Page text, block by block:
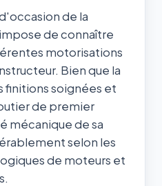
de la
impose de connaître
motorisations
Bien que la
finitions soignées et
de premier
mécanique de sa
selon les
de moteurs et